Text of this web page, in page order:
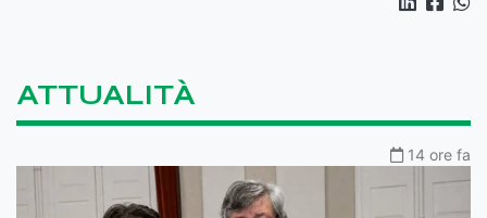
ATTUALITÀ
14 ore fa